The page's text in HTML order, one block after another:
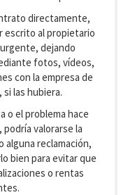
directamente,
escrito al propietario
dejando
fotos, vídeos,
con la empresa de
las hubiera.
o el problema hace
valorarse la
reclamación,
bien para evitar que
o rentas